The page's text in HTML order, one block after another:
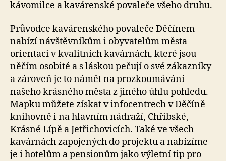
kávomilce a kavárenské povaleče všeho druhu.
Průvodce kavárenského povaleče Děčínem
nabízí návštěvníkům i obyvatelům města
orientaci v kvalitních kavárnách, které jsou
něčím osobité a s láskou pečují o své zákazníky
a zároveň je to námět na prozkoumávání
našeho krásného města z jiného úhlu pohledu.
Mapku můžete získat v infocentrech v Děčíně –
knihovně i na hlavním nádraží, Chřibské,
Krásné Lípě a Jetřichovicích. Také ve všech
kavárnách zapojených do projektu a nabízíme
je i hotelům a pensionům jako výletní tip pro